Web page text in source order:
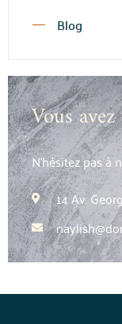
Blog
Vous
N’hésitez pas
14 Av.